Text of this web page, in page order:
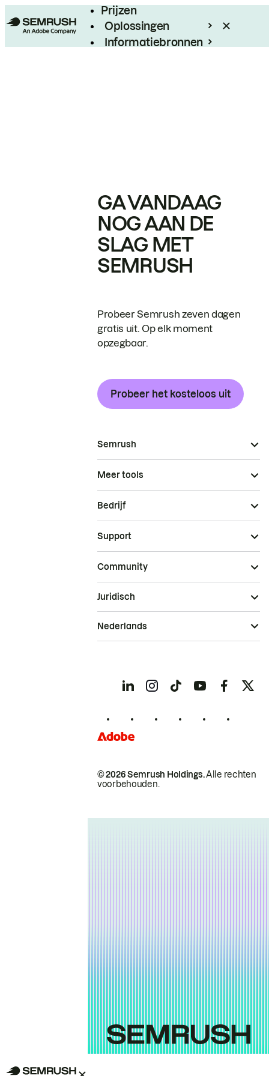
Prijzen
Oplossingen
Informatiebronnen
GA VANDAAG
NOG AAN DE
SLAG MET
SEMRUSH
Probeer Semrush zeven dagen
gratis uit. Op elk moment
opzegbaar.
Probeer het kosteloos uit
Semrush
Meer tools
Bedrijf
Support
Community
© 2026 Semrush Holdings.Alle rechten
voorbehouden.
Juridisch
Nederlands